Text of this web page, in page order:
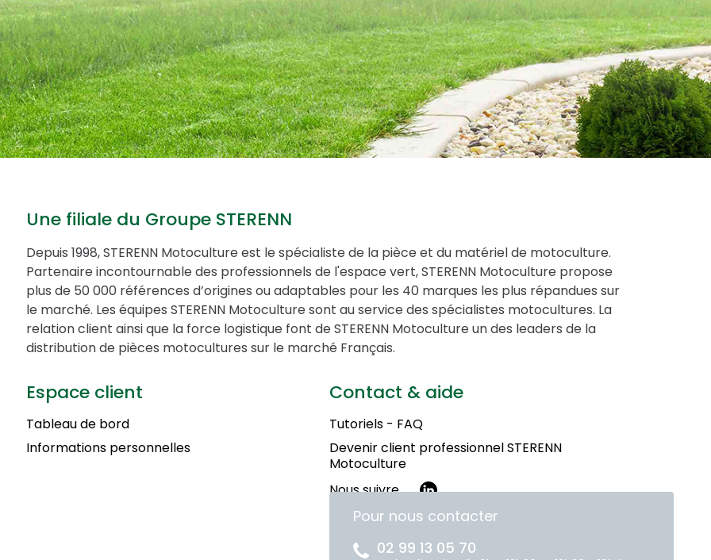
Une filiale du Groupe STERENN
Depuis 1998, STERENN Motoculture est le spécialiste de la pièce et du matériel de motoculture.
Partenaire incontournable des professionnels de l'espace vert, STERENN Motoculture propose
plus de 50 000 références d’origines ou adaptables pour les 40 marques les plus répandues sur
le marché. Les équipes STERENN Motoculture sont au service des spécialistes motocultures. La
relation client ainsi que la force logistique font de STERENN Motoculture un des leaders de la
distribution de pièces motocultures sur le marché Français.
Espace client
Tableau de bord
Informations personnelles
Contact & aide
Tutoriels - FAQ
Devenir client professionnel STERENN
Motoculture
Nous suivre
Pour nous contacter
02 99 13 05 70